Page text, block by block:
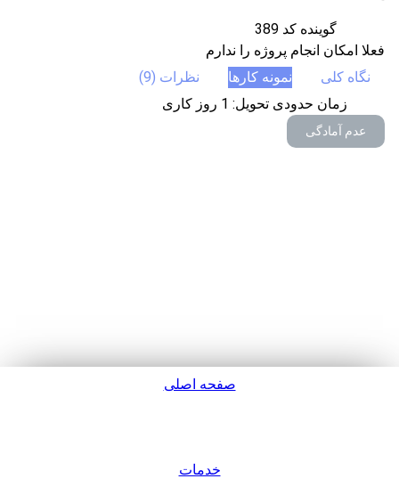
گوینده کد 389
فعلا امکان انجام پروژه را ندارم
نگاه کلی
نمونه کارها
نظرات (9)
زمان حدودی تحویل: 1 روز کاری
عدم آمادگی
صفحه اصلی
خدمات